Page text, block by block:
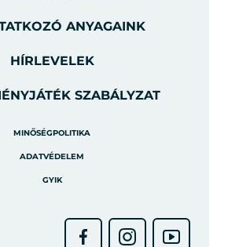
ANYAGAINK
HÍRLEVELEK
SZABÁLYZAT
MINŐSÉGPOLITIKA
ADATVÉDELEM
GYIK